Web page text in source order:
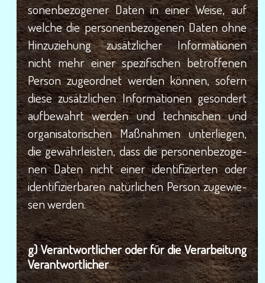
so­nen­be­zo­ge­ner Daten in einer Wei­se, auf
wel­che die per­so­nen­be­zo­ge­nen Daten ohne
Hin­zu­zie­hung zusätz­li­cher Infor­ma­tio­nen
nicht mehr einer spe­zi­fi­schen betrof­fe­nen
Per­son zuge­ord­net wer­den kön­nen, sofern
die­se zusätz­li­chen Infor­ma­tio­nen geson­dert
auf­be­wahrt wer­den und tech­ni­schen und
orga­ni­sa­to­ri­schen Maß­nah­men unter­lie­gen,
die gewähr­leis­ten, dass die per­so­nen­be­zo­ge­
nen Daten nicht einer iden­ti­fi­zier­ten oder
iden­ti­fi­zier­ba­ren natür­li­chen Per­son zuge­wie­
sen werden.
g) Ver­ant­wort­li­cher oder für die Ver­ar­bei­tung
Verantwortlicher